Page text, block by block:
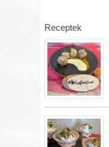
Receptek